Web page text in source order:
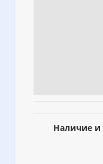
Наличие и